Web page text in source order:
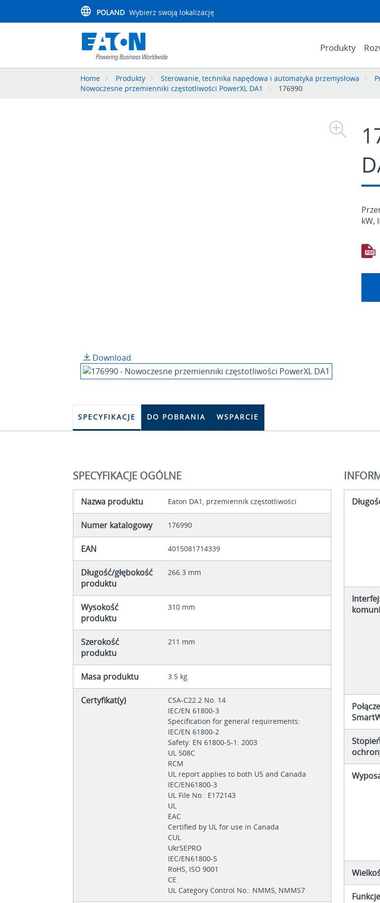
POLAND Wybierz swoją lokalizację
Produkty
Home Produkty Sterowanie, technika napędowa i automatyka przemysłowa
Nowoczesne przemienniki częstotliwości PowerXL DA1
176990
Download
kW,
SPECYFIKACJE DO POBRANIA WSPARCIE
SPECYFIKACJE OGÓLNE
Nazwa produktu Eaton DA1, przemiennik częstotliwości
Numer katalogowy 176990
EAN 4015081714339
Długość/głębokość
produktu
266.3 mm
Wysokość
produktu
310 mm
Szerokość
produktu
211 mm
Masa produktu 3.5 kg
Certyfikat(y)
CSA-C22.2 No. 14
IEC/EN 61800-3
Specification for general requirements:
IEC/EN 61800-2
Safety: EN 61800-5-1: 2003
UL 508C
RCM
UL report applies to both US and Canada
IEC/EN61800-3
UL File No.: E172143
UL
EAC
Certified by UL for use in Canada
CUL
UkrSEPRO
IEC/EN61800-5
RoHS, ISO 9001
CE
UL Category Control No.: NMMS, NMMS7
Funkcje